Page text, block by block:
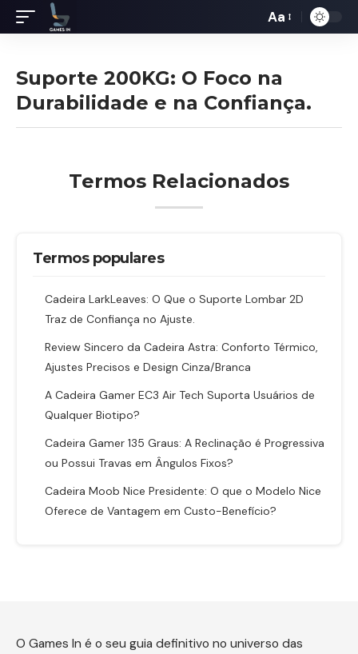
fontes
Aa
Suporte 200KG: O Foco na
Durabilidade e na Confiança.
Termos Relacionados
Termos populares
Cadeira LarkLeaves: O Que o Suporte Lombar 2D
Traz de Confiança no Ajuste.
Review Sincero da Cadeira Astra: Conforto Térmico,
Ajustes Precisos e Design Cinza/Branca
A Cadeira Gamer EC3 Air Tech Suporta Usuários de
Qualquer Biotipo?
Cadeira Gamer 135 Graus: A Reclinação é Progressiva
ou Possui Travas em Ângulos Fixos?
Cadeira Moob Nice Presidente: O que o Modelo Nice
Oferece de Vantagem em Custo-Benefício?
O Games In é o seu guia definitivo no universo das